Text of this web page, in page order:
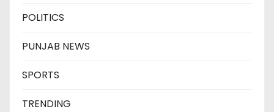
POLITICS
PUNJAB NEWS
SPORTS
TRENDING